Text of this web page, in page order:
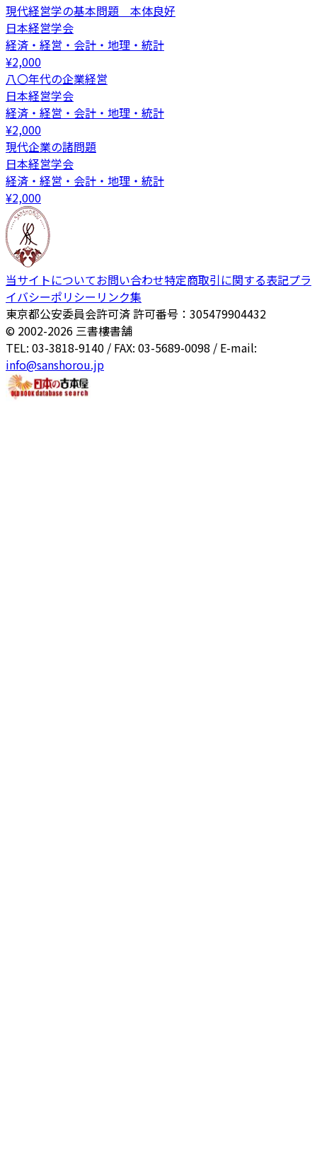
現代経営学の基本問題 本体良好
日本経営学会
経済・経営・会計・地理・統計
¥2,000
八〇年代の企業経営
日本経営学会
経済・経営・会計・地理・統計
¥2,000
現代企業の諸問題
日本経営学会
経済・経営・会計・地理・統計
¥2,000
当サイトについてお問い合わせ特定商取引に関する表記プラ
イバシーポリシー リンク集
東京都公安委員会許可済 許可番号：305479904432
© 2002-2026 三書樓書舗
TEL: 03-3818-9140 / FAX: 03-5689-0098 / E-mail:
info@sanshorou.jp